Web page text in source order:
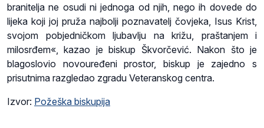
branitelja ne osudi ni jednoga od njih, nego ih dovede do
lijeka koji joj pruža najbolji poznavatelj čovjeka, Isus Krist,
svojom pobjedničkom ljubavlju na križu, praštanjem i
milosrđem«, kazao je biskup Škvorčević. Nakon što je
blagoslovio novouređeni prostor, biskup je zajedno s
prisutnima razgledao zgradu Veteranskog centra.
Izvor: Požeška biskupija